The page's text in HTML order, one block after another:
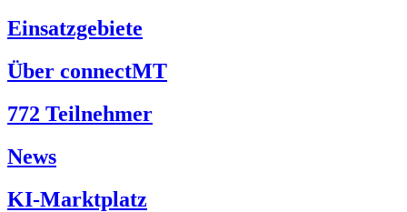
Einsatzgebiete
Über connectMT
772 Teilnehmer
News
KI-Marktplatz